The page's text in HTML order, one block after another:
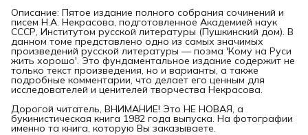
Описание: Пятое издание полного собрания сочинений и
писем Н.А. Некрасова, подготовленное Академией наук
СССР, Институтом русской литературы (Пушкинский дом). В
данном томе представлено одно из самых значимых
произведений русской литературы — поэма 'Кому на Руси
жить хорошо'. Это фундаментальное издание содержит не
только текст произведения, но и варианты, а также
подробные комментарии, что делает его ценным для
исследователей и ценителей творчества Некрасова.
Дорогой читатель, ВНИМАНИЕ! Это НЕ НОВАЯ, а
букинистическая книга 1982 года выпуска. На фотографии
именно та книга, которую Вы заказываете.